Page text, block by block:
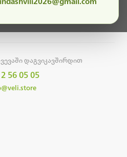
დაგვიკავშირდით
56 05 05